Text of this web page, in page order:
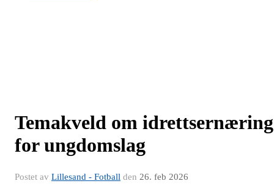
Temakveld om idrettsernæring
for ungdomslag
Postet av Lillesand - Fotball den 26. feb 2026